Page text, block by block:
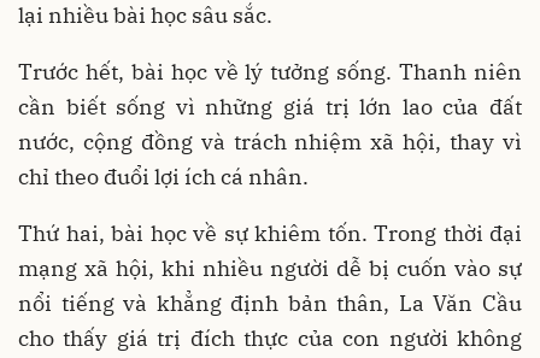
lại nhiều bài học sâu sắc.
Trước hết, bài học về lý tưởng sống. Thanh niên
cần biết sống vì những giá trị lớn lao của đất
nước, cộng đồng và trách nhiệm xã hội, thay vì
chỉ theo đuổi lợi ích cá nhân.
Thứ hai, bài học về sự khiêm tốn. Trong thời đại
mạng xã hội, khi nhiều người dễ bị cuốn vào sự
nổi tiếng và khẳng định bản thân, La Văn Cầu
cho thấy giá trị đích thực của con người không